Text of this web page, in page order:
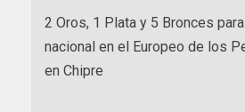
2 Oros, 1 Plata y 5 Bronces
nacional en el Europeo de los
en Chipre